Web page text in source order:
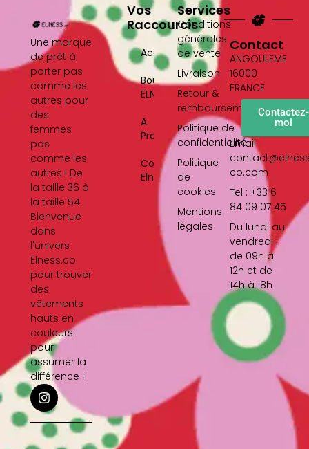
Une marque
de prêt à
porter pas
comme les
autres pour
des
femmes
pas
comme les
autres ! De
la taille 36 à
la taille 54.
Bienvenue
dans
l'univers
Elness.co
pour trouver
des
vêtements
hauts en
couleurs
pour
assumer la
différence !
I
n
s
t
a
Vos
Raccourcis
Accueil
Boutique
ELNESS
A
Propos
Contact
Elness
Services
Conditions
générales
de vente
Livraison
Retour &
remboursement
Politique de
confidentialité
Politique
de
cookies
Mentions
légales
Contact
ANGOULEME
16000
FRANCE
Contactez-
moi
Email:
co.com
Tel : +33 6
84 09 07 45
Du lundi au
vendredi :
de 09h à
12h et de
14h à 18h